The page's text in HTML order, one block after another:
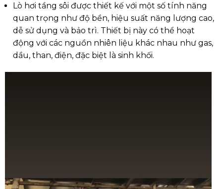
Lò hơi tầng sôi được thiết kế với một số tính năng
quan trọng như độ bền, hiệu suất năng lượng cao,
dễ sử dụng và bảo trì. Thiết bị này có thể hoạt
động với các nguồn nhiên liệu khác nhau như gas,
dầu, than, điện, đặc biệt là sinh khối.